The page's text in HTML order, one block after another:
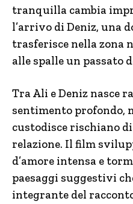
tranquilla cambia
l’arrivo di Deniz, una
trasferisce nella zona
alle spalle un passato
Tra Ali e Deniz nasce
sentimento profondo,
custodisce rischiano
relazione. Il film
d’amore intensa e
paesaggi suggestivi
integrante del